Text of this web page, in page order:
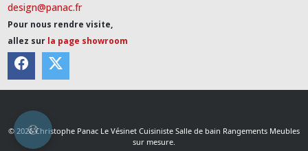
design@panac.fr
Pour nous rendre visite,
allez sur la page showroom
© 2026 Christophe Panac Le Vésinet Cuisiniste Salle de bain Rangements Meubles
sur mesure.